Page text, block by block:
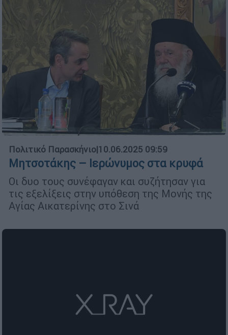
Πολιτικό Παρασκήνιο|10.06.2025 09:59
Μητσοτάκης – Ιερώνυμος στα κρυφά
Οι δυο τους συνέφαγαν και συζήτησαν για
τις εξελίξεις στην υπόθεση της Μονής της
Αγίας Αικατερίνης στο Σινά